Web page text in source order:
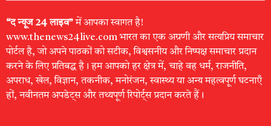
“द न्यूज 24 लाइव”में आपका स्वागत है!
www.thenews24live.com भारत का एक अग्रणी और सत्यप्रिय समाचार
पोर्टल है, जो अपने पाठकों को सटीक, विश्वसनीय और निष्पक्ष समाचार प्रदान
करने के लिए प्रतिबद्ध है। हम आपको हर क्षेत्र में, चाहे वह धर्म, राजनीति,
अपराध, खेल, विज्ञान, तकनीक, मनोरंजन, स्वास्थ्य या अन्य महत्वपूर्ण घटनाएँ
हों, नवीनतम अपडेट्स और तथ्यपूर्ण रिपोर्ट्स प्रदान करते हैं।